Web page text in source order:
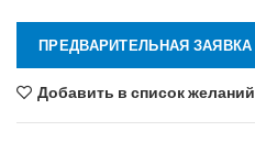
ПРЕДВАРИТЕЛЬНАЯ ЗАЯВКА
Добавить в список желаний